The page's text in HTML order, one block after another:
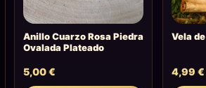
Anillo Cuarzo Rosa Piedra
Ovalada Plateado
5,00€
Vela
4,99 €